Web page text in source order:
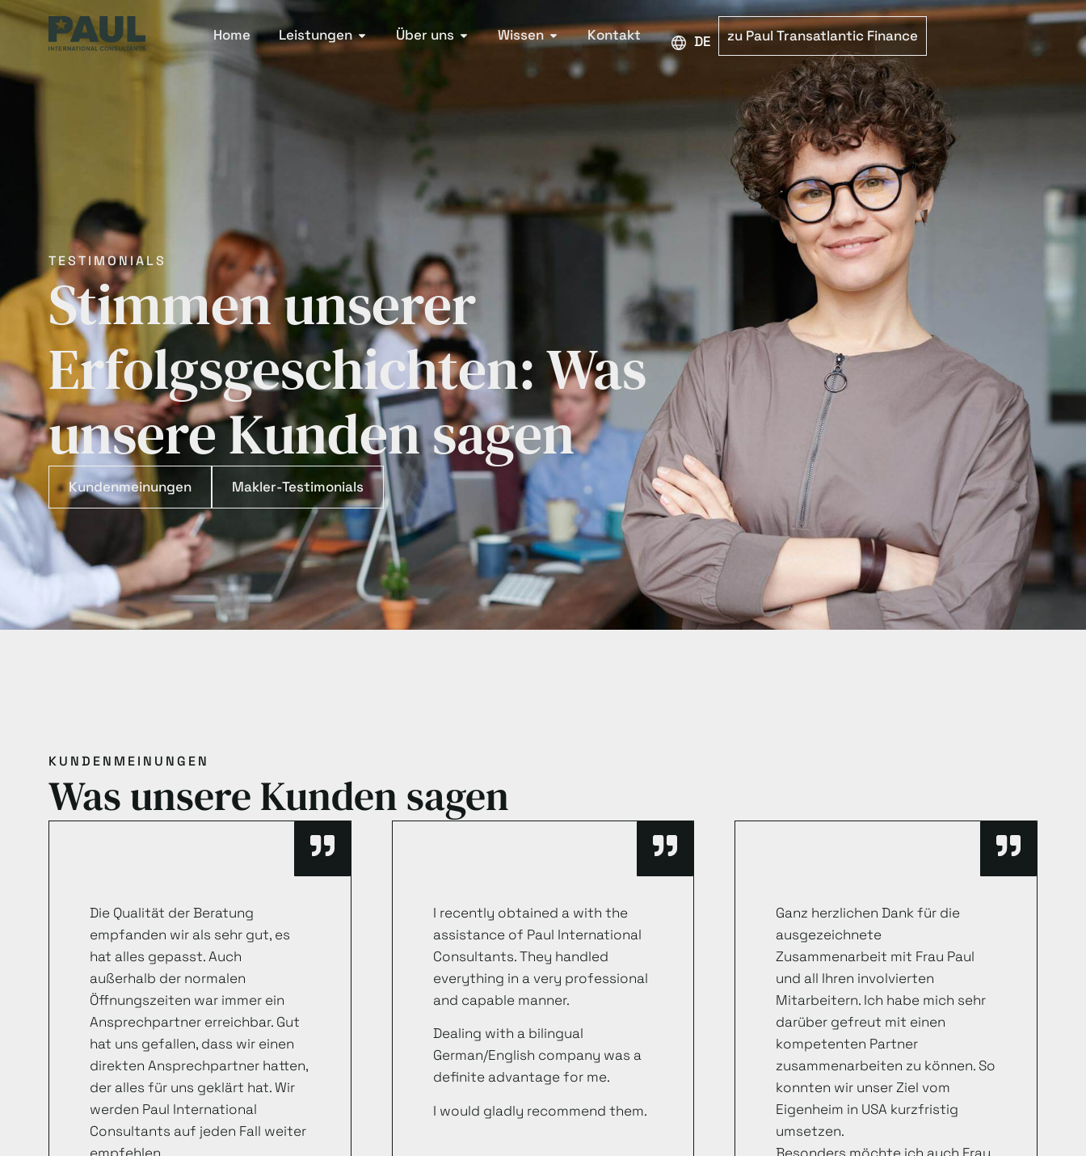
Home Leistungen Über uns Wissen Kontakt DEUTSCHzu Paul Transatlantic Finance
TESTIMONIALS
Stimmen unserer
Erfolgsgeschichten: Was
unsere Kunden sagen
Kundenmeinungen Makler-Testimonials
KUNDENMEINUNGEN
Was unsere Kunden sagen
Die Qualität der Beratung
empfanden wir als sehr gut, es
hat alles gepasst. Auch
außerhalb der normalen
Öffnungszeiten war immer ein
Ansprechpartner erreichbar. Gut
hat uns gefallen, dass wir einen
direkten Ansprechpartner hatten,
der alles für uns geklärt hat. Wir
werden Paul International
Consultants auf jeden Fall weiter
I recently obtained a with the
assistance of Paul International
Consultants. They handled
everything in a very professional
and capable manner.
Dealing with a bilingual
German/English company was a
definite advantage for me.
I would gladly recommend them.
Ganz herzlichen Dank für die
ausgezeichnete
Zusammenarbeit mit Frau Paul
und all Ihren involvierten
Mitarbeitern. Ich habe mich sehr
darüber gefreut mit einen
kompetenten Partner
zusammenarbeiten zu können. So
konnten wir unser Ziel vom
Eigenheim in USA kurzfristig
umsetzen.